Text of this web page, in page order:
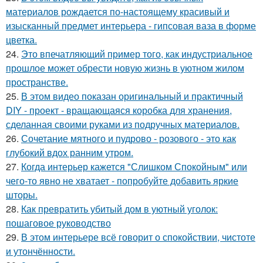
материалов рождается по-настоящему красивый и
изысканный предмет интерьера - гипсовая ваза в форме
цветка.
24. Это впечатляющий пример того, как индустриальное
прошлое может обрести новую жизнь в уютном жилом
пространстве.
25. В этом видео показан оригинальный и практичный
DIY - проект - вращающаяся коробка для хранения,
сделанная своими руками из подручных материалов.
26. Сочетание мятного и пудрово - розового - это как
глубокий вдох ранним утром.
27. Когда интерьер кажется "Слишком Спокойным" или
чего-то явно не хватает - попробуйте добавить яркие
шторы.
28. Как превратить убитый дом в уютный уголок:
пошаговое руководство
29. В этом интерьере всё говорит о спокойствии, чистоте
и утончённости.